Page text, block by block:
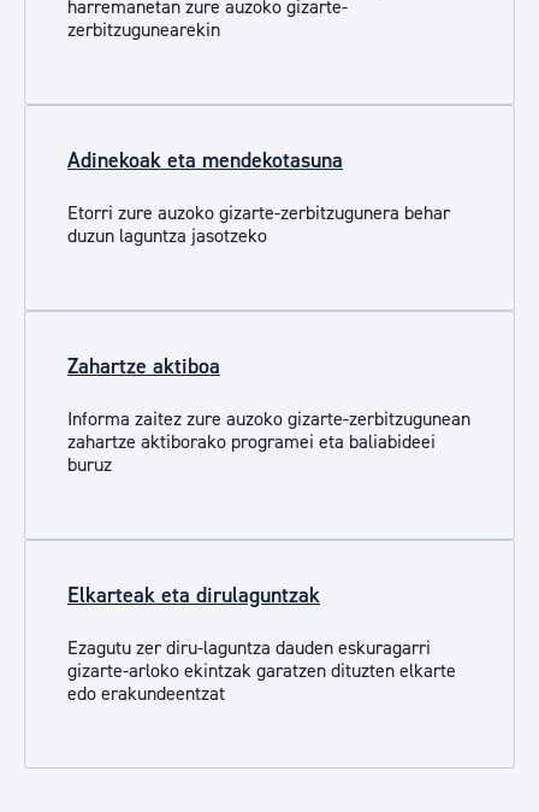
harremanetan zure auzoko gizarte-
zerbitzugunearekin
Adinekoak eta mendekotasuna
Etorri zure auzoko gizarte-zerbitzugunera behar
duzun laguntza jasotzeko
Zahartze aktiboa
Informa zaitez zure auzoko gizarte-zerbitzugunean
zahartze aktiborako programei eta baliabideei
buruz
Elkarteak eta dirulaguntzak
Ezagutu zer diru-laguntza dauden eskuragarri
gizarte-arloko ekintzak garatzen dituzten elkarte
edo erakundeentzat